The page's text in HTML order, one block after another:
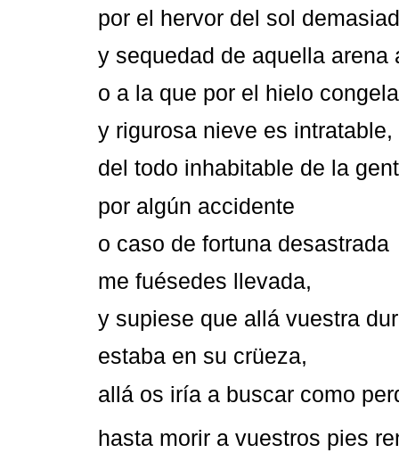
por el hervor del sol
y sequedad de aquella arena
o a la que por el hielo
y rigurosa nieve es intratable,
del todo inhabitable de la
por algún accidente
o caso de fortuna desastrada
me fuésedes llevada,
y supiese que allá vuestra
estaba en su crüeza,
allá os iría a buscar como
hasta morir a vuestros pies